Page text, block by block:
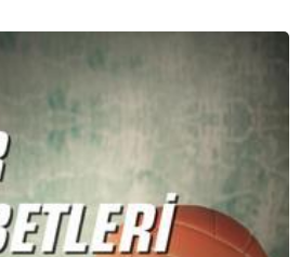
uzman isimleriyle